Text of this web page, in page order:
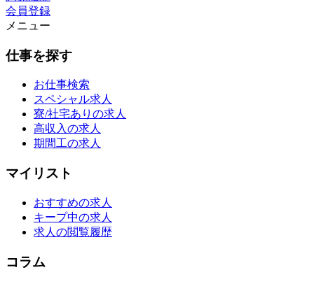
会員登録
メニュー
仕事を探す
お仕事検索
スペシャル求人
寮/社宅ありの求人
高収入の求人
期間工の求人
マイリスト
おすすめの求人
キープ中の求人
求人の閲覧履歴
コラム